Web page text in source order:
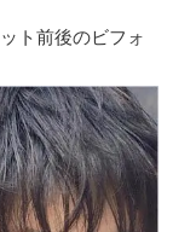
ト前後のビフォ